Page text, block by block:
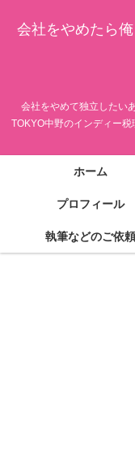
会社をやめたら
会社をやめて独立したい
TOKYO中野のインディー
ホーム
プロフィール
執筆などのご依頼